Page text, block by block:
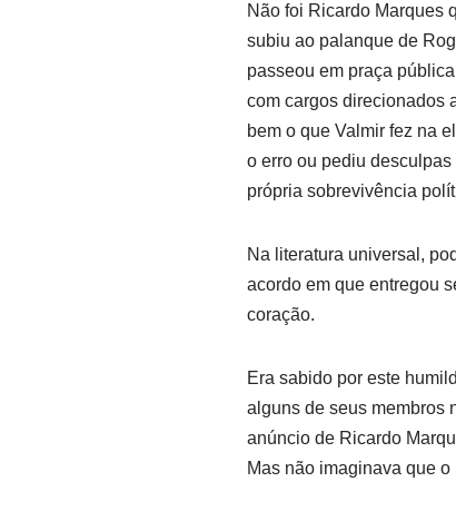
Não foi Ricardo Marques
subiu ao palanque de
passeou em praça
com cargos direcionados
bem o que Valmir fez na
o erro ou pediu
própria sobrevivência
Na literatura universal,
acordo em que entregou
coração.
Era sabido por este
alguns de seus membros
anúncio de Ricardo
Mas não imaginava que